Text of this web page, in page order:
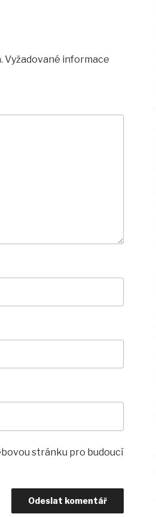
Vyžadované informace
stránku pro budoucí